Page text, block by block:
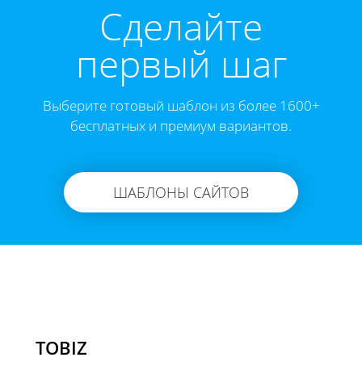
Cделайте
первый шаг
Выберите готовый шаблон из более 1600+
бесплатных и премиум вариантов.
ШАБЛОНЫ САЙТОВ
TOBIZ